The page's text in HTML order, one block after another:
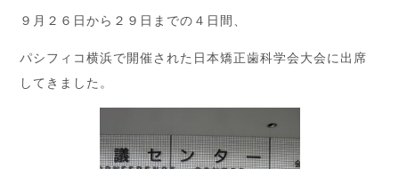
９月２６日から２９日までの４日間、
パシフィコ横浜で開催された日本矯正歯科学会大会に出席
してきました。